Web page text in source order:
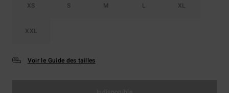
XS S M L XL
XXL
Voir le Guide des tailles